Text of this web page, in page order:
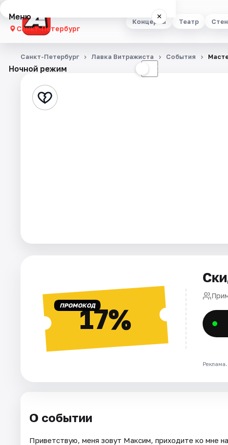
Концерты Театр
Меню ×
Санкт-Петербург
Концерты
Стендап
Города
Рейтинги
Ночной режим ☾
Санкт-Петербург Лавка Витражиста События
ПРОМОКОД17%
О событии
Приветствую, меня зовут Максим, приходите ко мне